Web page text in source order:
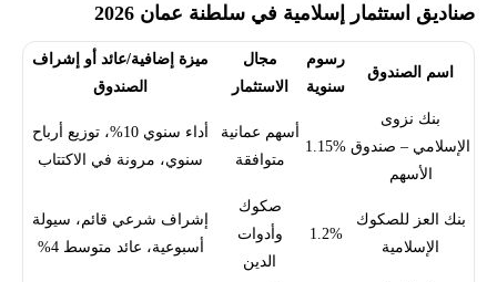
صناديق استثمار إسلامية في سلطنة عمان 2026
اسم الصندوق
رسوم
سنوية
مجال
الاستثمار
ميزة إضافية/عائد أو إشراف
الصندوق
بنك نزوى
الإسلامي – صندوق
الأسهم
1.15%
أسهم عمانية
متوافقة
أداء سنوي 10%، توزيع أرباح
سنوي، مرونة في الاكتتاب
بنك العز للصكوك
الإسلامية
1.2%
صكوك
وأدوات
الدين
إشراف شرعي قائم، سيولة
أسبوعية، عائد متوسط 4%